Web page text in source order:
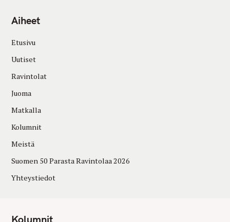
Aiheet
Etusivu
Uutiset
Ravintolat
Juoma
Matkalla
Kolumnit
Meistä
Suomen 50 Parasta Ravintolaa 2026
Yhteystiedot
Kolumnit